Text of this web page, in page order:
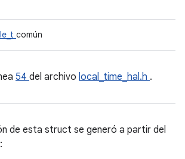
común
54 del archivo local_time_hal.h .
de esta struct se generó a partir del